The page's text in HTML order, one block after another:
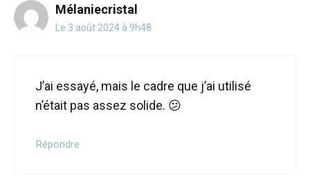
Mélaniecristal
Le 3 août 2024 à 9h48
J’ai essayé, mais le cadre que j’ai utilisé
n’était pas assez solide. 😕
Répondre